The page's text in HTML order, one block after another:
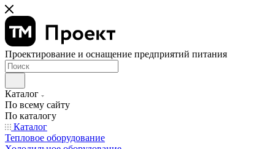
Проектирование и оснащение предприятий питания
Каталог
По всему сайту
По каталогу
Каталог
Тепловое оборудование